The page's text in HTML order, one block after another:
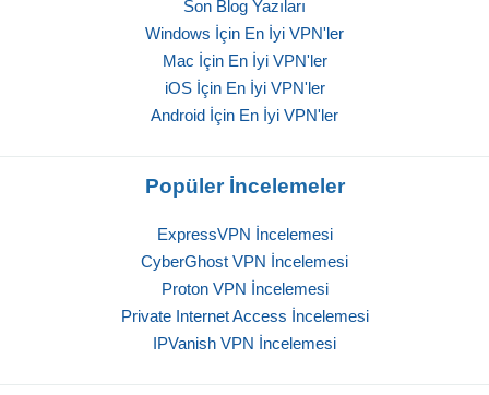
Son Blog Yazıları
Windows İçin En İyi VPN'ler
Mac İçin En İyi VPN'ler
iOS İçin En İyi VPN'ler
Android İçin En İyi VPN'ler
Popüler İncelemeler
ExpressVPN İncelemesi
CyberGhost VPN İncelemesi
Proton VPN İncelemesi
Private Internet Access İncelemesi
IPVanish VPN İncelemesi